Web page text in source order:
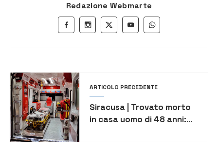
Redazione Webmarte
ARTICOLO PRECEDENTE
Siracusa | Trovato morto
in casa uomo di 48 anni: